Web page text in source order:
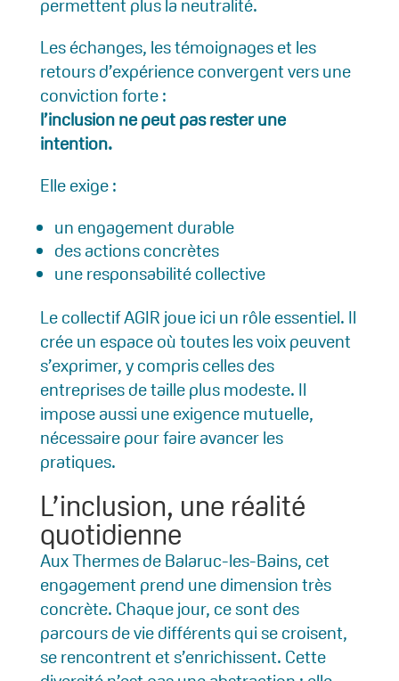
permettent plus la neutralité.
Les échanges, les témoignages et les
retours d’expérience convergent vers une
conviction forte :
l’inclusion ne peut pas rester une
intention.
Elle exige :
un engagement durable
des actions concrètes
une responsabilité collective
Le collectif AGIR joue ici un rôle essentiel. Il
crée un espace où toutes les voix peuvent
s’exprimer, y compris celles des
entreprises de taille plus modeste. Il
impose aussi une exigence mutuelle,
nécessaire pour faire avancer les
pratiques.
L’inclusion, une réalité
quotidienne
Aux Thermes de Balaruc-les-Bains, cet
engagement prend une dimension très
concrète. Chaque jour, ce sont des
parcours de vie différents qui se croisent,
se rencontrent et s’enrichissent. Cette